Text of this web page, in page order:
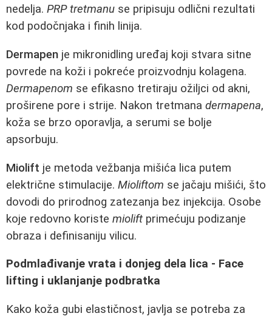
nedelja. PRP tretmanu se pripisuju odlični rezultati
kod podočnjaka i finih linija.
Dermapen je mikronidling uređaj koji stvara sitne
povrede na koži i pokreće proizvodnju kolagena.
Dermapenom se efikasno tretiraju ožiljci od akni,
proširene pore i strije. Nakon tretmana dermapena,
koža se brzo oporavlja, a serumi se bolje
apsorbuju.
Miolift je metoda vežbanja mišića lica putem
električne stimulacije. Mioliftom se jačaju mišići, što
dovodi do prirodnog zatezanja bez injekcija. Osobe
koje redovno koriste miolift primećuju podizanje
obraza i definisaniju vilicu.
Podmlađivanje vrata i donjeg dela lica - Face
lifting i uklanjanje podbratka
Kako koža gubi elastičnost, javlja se potreba za